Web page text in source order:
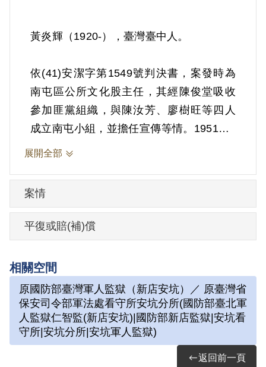
黃炎輝（1920-），臺灣臺中人。
依(41)安潔字第1549號判決書，案發時為
南屯區公所文化股主任，其經陳俊堂吸收
參加匪黨組織，與陳汝芳、廖樹旺等四人
成立南屯小組，並擔任宣傳等情。1951年8
月3日被羈押。1952年經臺灣省保安司令部
期結束，8月3日開釋。
其於1999年6月向補償基金會提出申請，
過予以補償。補償理由為原判決認定其參
加叛亂之組織，係以其之自白及另案被告
陳東苗等人之供述為據。惟其於審理中否
認，且原判決對其所參加之組織性質與目
的君未詳加予調查證敘明，此外無其他具
展開全部
案情
平復或賠(補)償
相關空間
原國防部臺灣軍人監獄（新店安坑）／ 原臺灣省
保安司令部軍法處看守所安坑分所(國防部臺北軍
人監獄仁智監(新店安坑)|國防部新店監獄|安坑看
守所|安坑分所|安坑軍人監獄)
返回前一頁